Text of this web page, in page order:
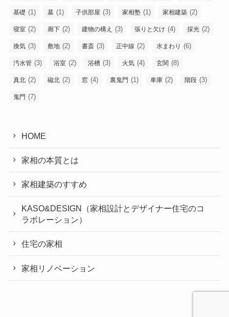
基礎 (1) 墓 (1) 子供部屋 (3) 家相塾 (1) 家相建築 (2)
寝室 (2) 廊下 (2) 建物の構え (3) 張りと欠け (4) 採光 (2)
換気 (3) 敷地 (2) 書斎 (3) 正中線 (2) 水まわり (6)
汚水管 (3) 浴室 (2) 浴槽 (3) 火気 (4) 玄関 (8)
真北 (2) 磁北 (2) 窓 (4) 裏鬼門 (1) 車庫 (2) 階段 (3)
鬼門 (7)
HOME
家相の本質とは
家相建築のすすめ
KASO&DESIGN（家相設計とデザイナー住宅のコ
ラボレーション）
住宅の家相
家相リノベーション